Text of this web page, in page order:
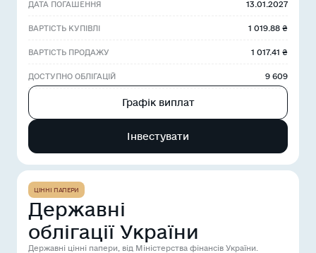
ДАТА ПОГАШЕННЯ 13.01.2027
ВАРТІСТЬ КУПІВЛІ 1 019.88 ₴
ВАРТІСТЬ ПРОДАЖУ 1 017.41 ₴
ДОСТУПНО ОБЛІГАЦІЙ 9 609
Графік виплат
Інвестувати
ЦІННІ ПАПЕРИ
Державні
облігації України
Державні цінні папери, від Міністерства фінансів України.